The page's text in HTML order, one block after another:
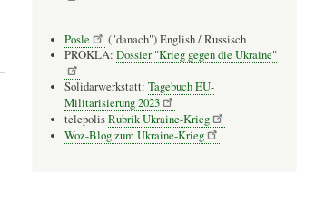
Posle
("danach") English / Russisch
PROKLA: Dossier "Krieg gegen die Ukraine"
Solidarwerkstatt: Tagebuch EU-
Militarisierung 2023
telepolisRubrik Ukraine-Krieg
Woz-Blog zum Ukraine-Krieg